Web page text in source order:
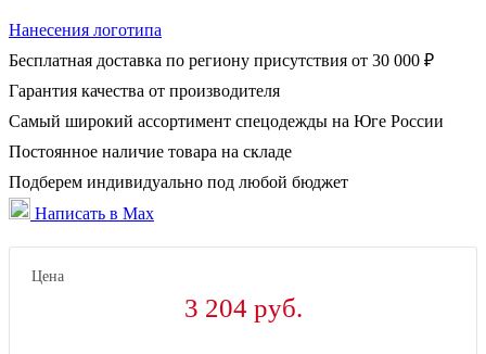
Нанесения логотипа
Бесплатная доставка по региону присутствия от 30 000 ₽
Гарантия качества от производителя
Самый широкий ассортимент спецодежды на Юге России
Постоянное наличие товара на складе
Подберем индивидуально под любой бюджет
Написать в Max
Цена
3 204 руб.